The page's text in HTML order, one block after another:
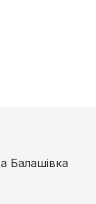
Балашівка